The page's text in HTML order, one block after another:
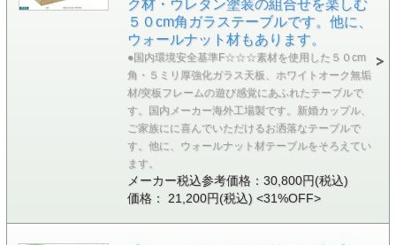
ク材・ウレタン塗装の組合せを楽しむ
５０cm角ガラステーブルです。他に、
ウォールナット材もあります。
●国内環境安全基準F☆☆☆素材を使用した５０cm
角・５ミリ厚強化ガラス天板、ホワイトオーク無垢
材/突板フレームの遊び感覚にあふれたテーブルで
す。国内メーカー海外工場製です。新婚カップル、
ご家族にに喜んでいただけるお洒落なテーブルで
す。他に、ウォールナット材テーブルをそろえてい
ます。
メーカー税込参考価格：30,800円(税込)
価格： 21,200円(税込) <31%OFF>